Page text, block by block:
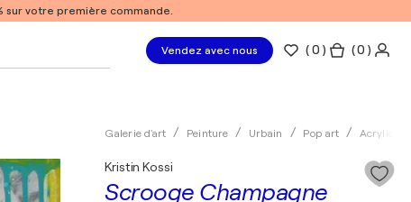
sur votre première commande.
Vendez avec nous (0 ) ( 0 )
Galerie d'art Peinture Urbain Pop art Acrylique
Scrooge Champagne
Kristin Kossi